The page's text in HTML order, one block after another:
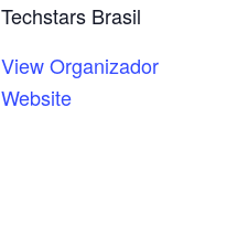
Techstars Brasil
View Organizador
Website